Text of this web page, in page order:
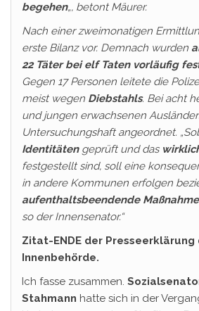
begehen„, betont Mäurer.
Nach einer zweimonatigen
erste Bilanz vor. Demnach wurden
22 Täter bei elf Taten vorläufig
Gegen 17 Personen leitete die
meist wegen Diebstahls. Bei acht
und jungen erwachsenen
Untersuchungshaft angeordnet.
Identitätengeprüft und das
festgestellt sind, soll eine
in andere Kommunen erfolgen
aufenthaltsbeendende
so der Innensenator.“
Zitat-ENDE der Presseerklärung
Innenbehörde.
Ich fasse zusammen.
Stahmann hatte sich in der